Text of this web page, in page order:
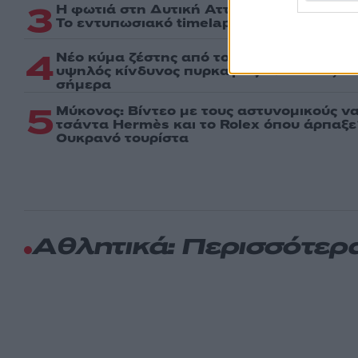
3 Η φωτιά στη Δυτική Αττική, από την
Το εντυπωσιακό timelapse βίντεο
4 Νέο κύμα ζέστης από το Σαββατοκύριακο
υψηλός κίνδυνος πυρκαγιάς σε Αττική,
σήμερα
5 Μύκονος: Βίντεο με τους αστυνομικούς
τσάντα Hermès και το Rolex όπου
Ουκρανό τουρίστα
Αθλητικά: